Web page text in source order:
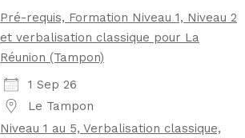
Pré-requis, Formation Niveau 1, Niveau 2
et verbalisation classique pour La
Réunion (Tampon)
1 Sep 26
Le Tampon
Niveau 1 au 5, Verbalisation classique,